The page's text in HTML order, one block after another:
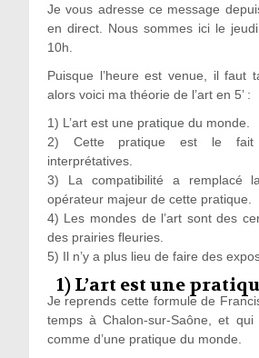
Je vous adresse ce message
en direct. Nous sommes ici le
10h.
Puisque l’heure est venue, il faut
alors voici ma théorie de l’art en 5’ :
1) L’art est une pratique du monde.
2) Cette pratique est le fait
interprétatives.
3) La compatibilité a remplacé
opérateur majeur de cette pratique.
4) Les mondes de l’art sont des
des prairies fleuries.
5) Il n’y a plus lieu de faire des
1) L’art est une
Je reprends cette formule de
temps à Chalon-sur-Saône, et
comme d’une pratique du monde.